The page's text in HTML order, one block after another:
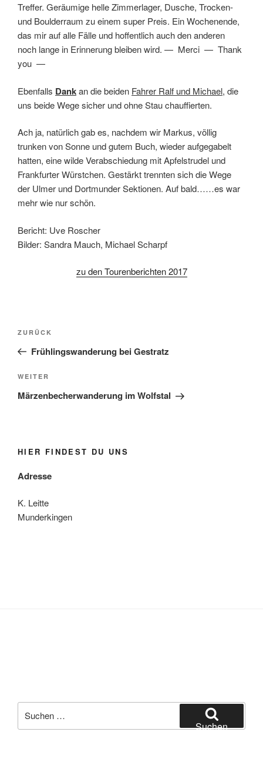
Treffer. Geräumige helle Zimmerlager, Dusche, Trocken-
und Boulderraum zu einem super Preis. Ein Wochenende,
das mir auf alle Fälle und hoffentlich auch den anderen
noch lange in Erinnerung bleiben wird. — Merci — Thank
you —
Ebenfalls Dankan die beiden Fahrer Ralf und Michael, die
uns beide Wege sicher und ohne Stau chauffierten.
Ach ja, natürlich gab es, nachdem wir Markus, völlig
trunken von Sonne und gutem Buch, wieder aufgegabelt
hatten, eine wilde Verabschiedung mit Apfelstrudel und
Frankfurter Würstchen. Gestärkt trennten sich die Wege
der Ulmer und Dortmunder Sektionen. Auf bald……es war
mehr wie nur schön.
Bericht: Uve Roscher
Bilder: Sandra Mauch, Michael Scharpf
zu den Tourenberichten 2017
Beitragsnavigation
Vorheriger
Beitrag
ZURÜCK
Frühlingswanderung bei Gestratz
Nächster
Beitrag
WEITER
Märzenbecherwanderung im Wolfstal
HIER FINDEST DU UNS
Adresse
K. Leitte
Munderkingen
nach:
Suchen